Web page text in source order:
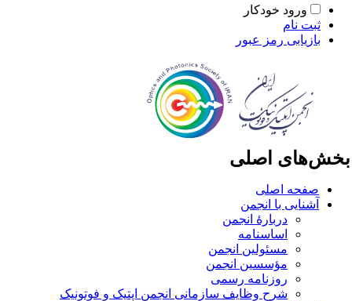
ورود خودکار
ثبت نام
بازیابی رمز عبور
اصلی
صفحه اصلی
آشنایی با انجمن
دربارۀ انجمن
اساسنامه
مسئولین انجمن
مؤسسین انجمن
روزنامه رسمی
شرح وظایف سازمانی انجمن اپتیک و فوتونیک